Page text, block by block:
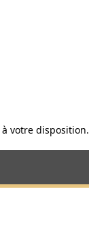
à votre disposition.